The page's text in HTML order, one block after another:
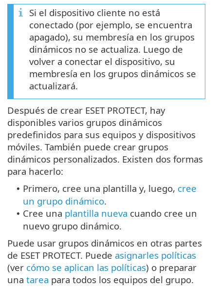
Si el dispositivo cliente no está
conectado (por ejemplo, se encuentra
apagado), su membresía en los grupos
dinámicos no se actualiza. Luego de
volver a conectar el dispositivo, su
membresía en los grupos dinámicos se
actualizará.
Después de crear ESET PROTECT, hay
disponibles varios grupos dinámicos
predefinidos para sus equipos y dispositivos
móviles. También puede crear grupos
dinámicos personalizados. Existen dos formas
para hacerlo:
• Primero, cree una plantilla y, luego, cree
un grupo dinámico.
• Cree una plantilla nueva cuando cree un
nuevo grupo dinámico.
Puede usar grupos dinámicos en otras partes
de ESET PROTECT. Puede asignarles políticas
(ver cómo se aplican las políticas) o preparar
una tarea para todos los equipos del grupo.